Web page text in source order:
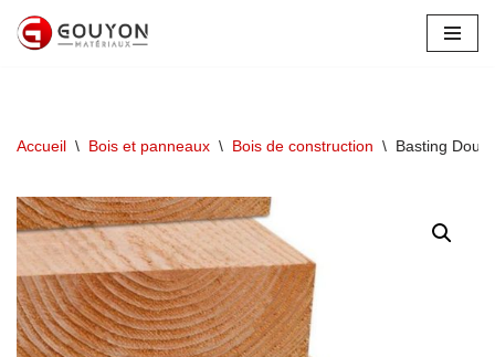
Accueil \ Bois et panneaux \ Bois de construction \ Basting